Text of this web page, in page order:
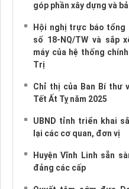
góp phần xây dựng và
Hội nghị trực báo tổng
số 18-NQ/TW và sắp
máy của hệ thống
Trị
Chỉ thị của Ban Bí thư
Tết Ất Tỵ năm 2025
UBND tỉnh triển khai
lại các cơ quan, đơn vị
Huyện Vĩnh Linh sẵn
đảng các cấp